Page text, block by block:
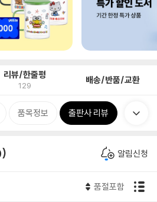
리뷰/한줄평
129 배송/반품/교환
품목정보 출판사 리뷰
알림신청
품절포함